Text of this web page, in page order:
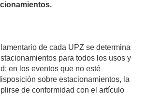
de cada UPZ se determina
para todos los usos y
en los eventos que no esté
sobre estacionamientos, la
de conformidad con el artículo